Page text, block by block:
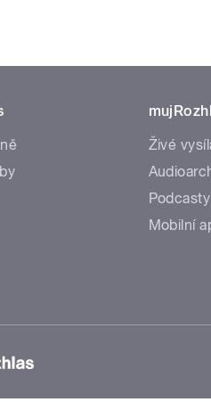
Živé
Podcasty
Mobilní